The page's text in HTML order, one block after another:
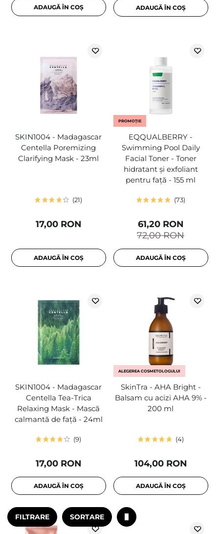
ADAUGĂ ÎN COȘ ADAUGĂ ÎN COȘ
SKIN1004 - Madagascar
Centella Poremizing
Clarifying Mask - 23ml
21
17,00 RON
ADAUGĂ ÎN COȘ
PROMOȚIE
EQQUALBERRY -
Swimming Pool Daily
Facial Toner - Toner
hidratant și exfoliant
pentru față - 155 ml
73
72,00 RON
61,20 RON
ADAUGĂ ÎN COȘ
SKIN1004 - Madagascar
Centella Tea-Trica
Relaxing Mask - Mască
calmantă de față - 24ml
9
17,00 RON
ADAUGĂ ÎN COȘ
ALEGEREA COSMETOLOGULUI
SkinTra - AHA Bright -
Balsam cu acizi AHA 9% -
200 ml
4
104,00 RON
ADAUGĂ ÎN COȘ
FILTRARE SORTARE